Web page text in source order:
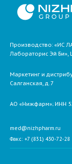
Производство: «ИС
Лабораторис Эй Би»,
Маркетинг и
Салганская, д.7
АО «Нижфарм»; ИНН
med@nizhpharm.ru
Факс: +7 (831) 430-72-28